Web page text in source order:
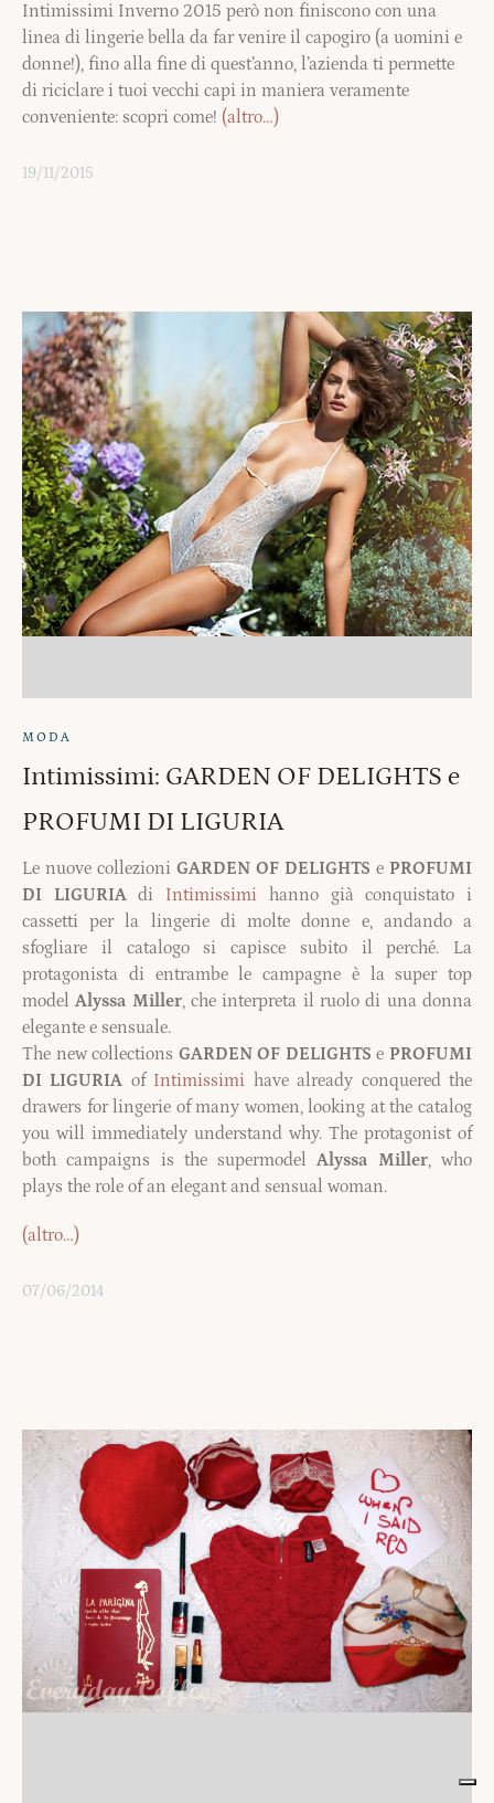
Intimissimi Inverno 2015 però non finiscono con una
linea di lingerie bella da far venire il capogiro (a uomini e
donne!), fino alla fine di quest’anno, l’azienda ti permette
di riciclare i tuoi vecchi capi in maniera veramente
conveniente: scopri come! (altro…)
19/11/2015
MODA
Intimissimi: GARDEN OF DELIGHTS e
PROFUMI DI LIGURIA
Le nuove collezioni GARDEN OF DELIGHTS e PROFUMI
DI LIGURIAdi Intimissimi hanno già conquistato i
cassetti per la lingerie di molte donne e, andando a
sfogliare il catalogo si capisce subito il perché. La
protagonista di entrambe le campagne è la super top
modelAlyssa Miller, che interpreta il ruolo di una donna
elegante e sensuale.
The new collections GARDEN OF DELIGHTS e PROFUMI
DI LIGURIA of Intimissimi have already conquered the
drawers for lingerie of many women, looking at the catalog
you will immediately understand why. The protagonist of
both campaigns is the supermodelAlyssa Miller, who
plays the role of an elegant and sensual woman.
(altro…)
07/06/2014